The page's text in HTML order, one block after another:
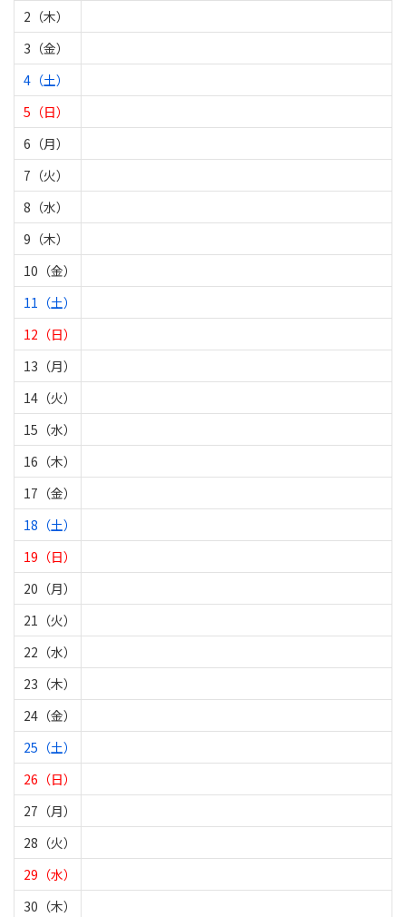
2（木）
3（金）
4（土）
5（日）
6（月）
7（火）
8（水）
9（木）
10（金）
11（土）
12（日）
13（月）
14（火）
15（水）
16（木）
17（金）
18（土）
19（日）
20（月）
21（火）
22（水）
23（木）
24（金）
25（土）
26（日）
27（月）
28（火）
29（水）
30（木）